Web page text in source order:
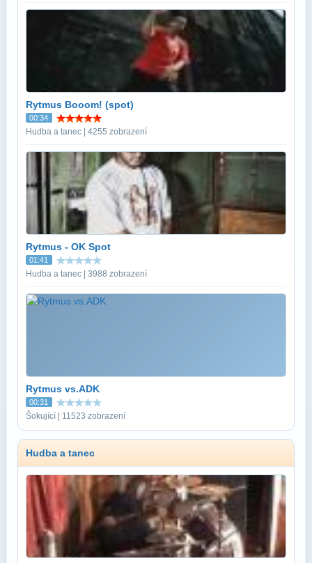
Rytmus Booom! (spot)
00:34
Hudba a tanec | 4255 zobrazení
Rytmus - OK Spot
01:41
Hudba a tanec | 3988 zobrazení
Rytmus vs.ADK
00:31
Šokující | 11523 zobrazení
Hudba a tanec